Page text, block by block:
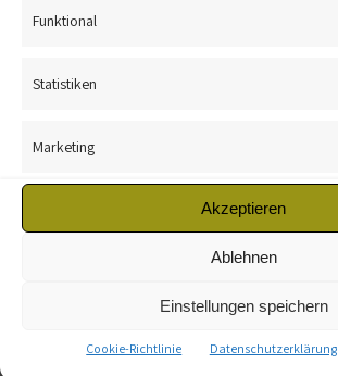
Funktional
Statistiken
Marketing
Akzeptieren
Ablehnen
Einstellungen speichern
Cookie-Richtlinie Datenschutzerklärung
Name*